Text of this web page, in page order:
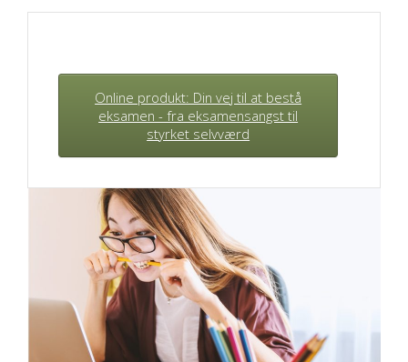
Online produkt: Din vej til at bestå
eksamen - fra eksamensangst til
styrket selvværd